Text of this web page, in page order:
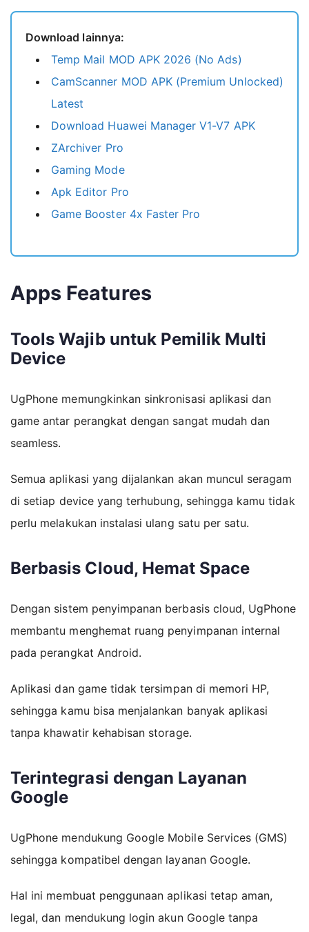
FAQs related
Available Versions
Related Apps
Download lainnya:
Temp Mail MOD APK 2026 (No Ads)
CamScanner MOD APK (Premium Unlocked)
Latest
Download Huawei Manager V1-V7 APK
ZArchiver Pro
Gaming Mode
Apk Editor Pro
Game Booster 4x Faster Pro
Apps Features
Tools Wajib untuk Pemilik Multi
Device
UgPhone memungkinkan sinkronisasi aplikasi dan
game antar perangkat dengan sangat mudah dan
seamless.
Semua aplikasi yang dijalankan akan muncul seragam
di setiap device yang terhubung, sehingga kamu tidak
perlu melakukan instalasi ulang satu per satu.
Berbasis Cloud, Hemat Space
Dengan sistem penyimpanan berbasis cloud, UgPhone
membantu menghemat ruang penyimpanan internal
pada perangkat Android.
Aplikasi dan game tidak tersimpan di memori HP,
sehingga kamu bisa menjalankan banyak aplikasi
tanpa khawatir kehabisan storage.
Terintegrasi dengan Layanan
Google
UgPhone mendukung Google Mobile Services (GMS)
sehingga kompatibel dengan layanan Google.
Hal ini membuat penggunaan aplikasi tetap aman,
legal, dan mendukung login akun Google tanpa